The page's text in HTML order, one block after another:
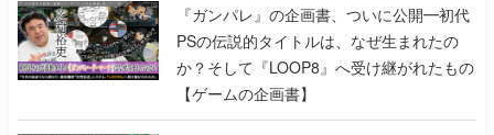
『ガンパレ』の企画書、ついに公開━初代
PSの伝説的タイトルは、なぜ生まれたの
か？そして『LOOP8』へ受け継がれたもの
【ゲームの企画書】